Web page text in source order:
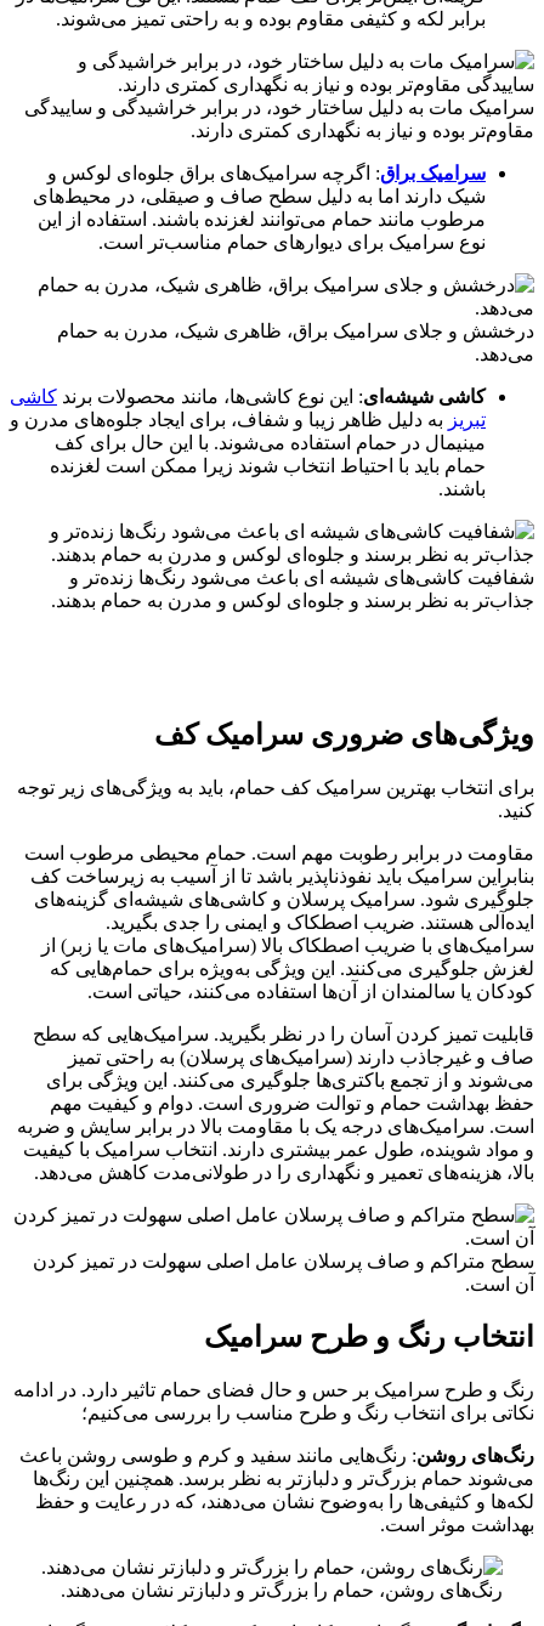
برابر لکه و کثیفی مقاوم بوده و به راحتی تمیز می‌شوند.
سرامیک مات به دلیل ساختار خود، در برابر خراشیدگی و ساییدگی
مقاوم‌تر بوده و نیاز به نگهداری کمتری دارند.
سرامیک براق: اگرچه سرامیک‌های براق جلوه‌ای لوکس و
شیک دارند اما به دلیل سطح صاف و صیقلی، در محیط‌های
مرطوب مانند حمام می‌توانند لغزنده باشند. استفاده از این
نوع سرامیک برای دیوارهای حمام مناسب‌تر است.
درخشش و جلای سرامیک براق، ظاهری شیک، مدرن به حمام
می‌دهد.
کاشی شیشه‌ای: این نوع کاشی‌ها، مانند محصولات برند کاشی
تبریز به دلیل ظاهر زیبا و شفاف، برای ایجاد جلوه‌های مدرن و
مینیمال در حمام استفاده می‌شوند. با این حال برای کف
حمام باید با احتیاط انتخاب شوند زیرا ممکن است لغزنده
باشند.
شفافیت کاشی‌های شیشه ای باعث می‌شود رنگ‌ها زنده‌تر و
جذاب‌تر به نظر برسند و جلوه‌ای لوکس و مدرن به حمام بدهند.
ویژگی‌های ضروری سرامیک کف
برای انتخاب بهترین سرامیک کف حمام، باید به ویژگی‌های زیر توجه
کنید.
مقاومت در برابر رطوبت مهم است. حمام محیطی مرطوب است
بنابراین سرامیک باید نفوذناپذیر باشد تا از آسیب به زیرساخت کف
جلوگیری شود. سرامیک پرسلان و کاشی‌های شیشه‌ای گزینه‌های
ایده‌آلی هستند. ضریب اصطکاک و ایمنی را جدی بگیرید.
سرامیک‌های با ضریب اصطکاک بالا (سرامیک‌های مات یا زبر) از
لغزش جلوگیری می‌کنند. این ویژگی به‌ویژه برای حمام‌هایی که
کودکان یا سالمندان از آن‌ها استفاده می‌کنند، حیاتی است.
قابلیت تمیز کردن آسان را در نظر بگیرید. سرامیک‌هایی که سطح
صاف و غیرجاذب دارند (سرامیک‌های پرسلان) به راحتی تمیز
می‌شوند و از تجمع باکتری‌ها جلوگیری می‌کنند. این ویژگی برای
حفظ بهداشت حمام و توالت ضروری است. دوام و کیفیت مهم
است. سرامیک‌های درجه یک با مقاومت بالا در برابر سایش و ضربه
و مواد شوینده، طول عمر بیشتری دارند. انتخاب سرامیک با کیفیت
بالا، هزینه‌های تعمیر و نگهداری را در طولانی‌مدت کاهش می‌دهد.
سطح متراکم و صاف پرسلان عامل اصلی سهولت در تمیز کردن
آن است.
انتخاب رنگ و طرح سرامیک
رنگ و طرح سرامیک بر حس و حال فضای حمام تاثیر دارد. در ادامه
نکاتی برای انتخاب رنگ و طرح مناسب را بررسی می‌کنیم؛
رنگ‌های روشن: رنگ‌هایی مانند سفید و کرم و طوسی روشن باعث
می‌شوند حمام بزرگ‌تر و دلبازتر به نظر برسد. همچنین این رنگ‌ها
لکه‌ها و کثیفی‌ها را به‌وضوح نشان می‌دهند، که در رعایت و حفظ
بهداشت موثر است.
رنگ‌های روشن، حمام را بزرگ‌تر و دلبازتر نشان می‌دهند.